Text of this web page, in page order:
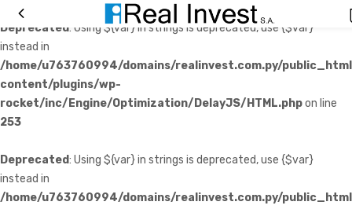
Deprecated: Using ${var} in strings is deprecated, use {$var}
instead in
/home/u763760994/domains/realinvest.com.py/
content/plugins/wp-
rocket/inc/Engine/Optimization/DelayJS/HTML.phpon line
253
Deprecated: Using ${var} in strings is deprecated, use {$var}
instead in
/home/u763760994/domains/realinvest.com.py/